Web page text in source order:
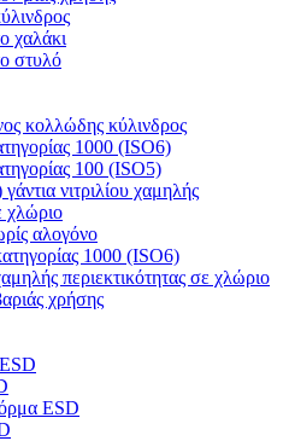
χαλάκι
στυλό
κολλώδης κύλινδρος
1000 (ISO6)
100 (ISO5)
νιτριλίου χαμηλής
χλώριο
αλογόνο
1000 (ISO6)
περιεκτικότητας σε χλώριο
χρήσης
ESD